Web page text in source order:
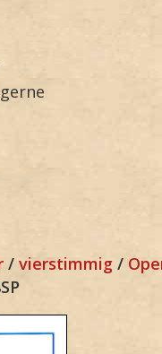
/ vierstimmig /